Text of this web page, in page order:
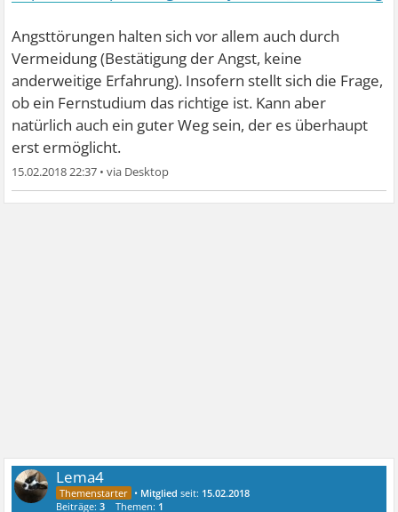
Angsttörungen halten sich vor allem auch durch
Vermeidung (Bestätigung der Angst, keine
anderweitige Erfahrung). Insofern stellt sich die Frage,
ob ein Fernstudium das richtige ist. Kann aber
natürlich auch ein guter Weg sein, der es überhaupt
erst ermöglicht.
15.02.2018 22:37 •
Lema4
• Mitglied seit: 15.02.2018
Beiträge:3 Themen: 1